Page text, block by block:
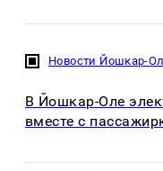
Новости Йошкар-
В Йошкар-Оле
вместе с